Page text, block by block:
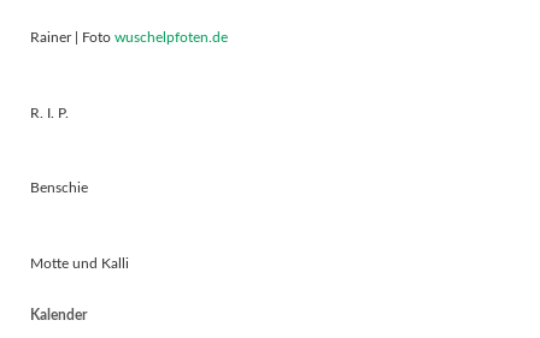
Rainer | Foto wuschelpfoten.de
R. I. P.
Benschie
Motte und Kalli
Kalender